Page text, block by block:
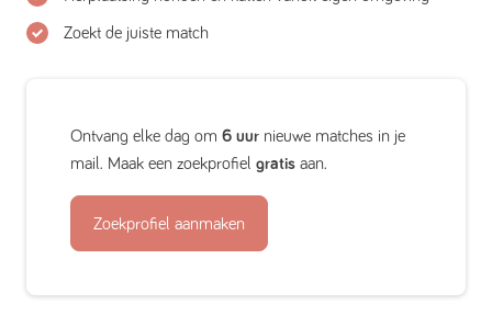
Zoekt de juiste match
Ontvang elke dag om 6 uur nieuwe matches in je
mail. Maak een zoekprofiel gratis aan.
Zoekprofiel aanmaken